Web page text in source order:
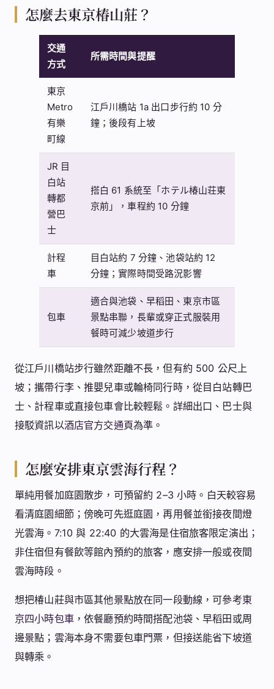
怎麼去東京椿山莊？
交通
方式
所需時間與提醒
東京
Metro
有樂
町線
江戶川橋站 1a 出口步行約 10 分
鐘；後段有上坡
JR 目
白站
轉都
營巴
士
搭白 61 系統至「ホテル椿山荘東
京前」，車程約 10 分鐘
計程
車
目白站約 7 分鐘、池袋站約 12
分鐘；實際時間受路況影響
包車
適合與池袋、早稻田、東京市區
景點串聯，長輩或穿正式服裝用
餐時可減少坡道步行
從江戶川橋站步行雖然距離不長，但有約 500 公尺上
坡；攜帶行李、推嬰兒車或輪椅同行時，從目白站轉巴
士、計程車或直接包車會比較輕鬆。詳細出口、巴士與
接駁資訊以酒店官方交通頁為準。
怎麼安排東京雲海行程？
單純用餐加庭園散步，可預留約 2–3 小時。白天較容易
看清庭園細節；傍晚可先逛庭園，再用餐並銜接夜間燈
光雲海。7:10 與 22:40 的大雲海是住宿旅客限定演出；
非住宿但有餐飲等館內預約的旅客，應安排一般或夜間
雲海時段。
想把椿山莊與市區其他景點放在同一段動線，可參考東
京四小時包車，依餐廳預約時間搭配池袋、早稻田或周
邊景點；雲海本身不需要包車門票，但接送能省下坡道
與轉乘。